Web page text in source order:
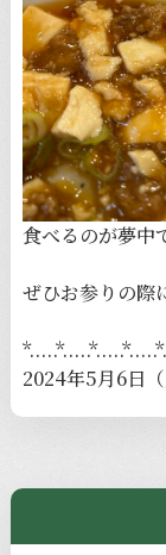
食べるのが夢中
ぜひお参りの際
2024年5月6日（